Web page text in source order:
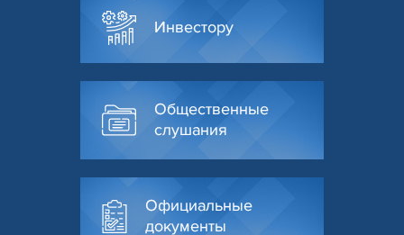
Инвестору
Общественные
слушания
Официальные
документы